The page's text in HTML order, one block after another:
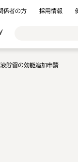
係者の方 採用情報
貯留の効能追加申請